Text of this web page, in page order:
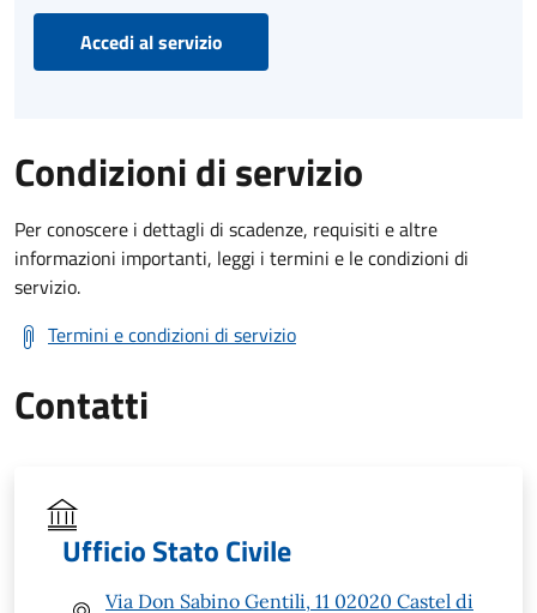
Accedi al servizio
Condizioni di servizio
Per conoscere i dettagli di scadenze, requisiti e altre
informazioni importanti, leggi i termini e le condizioni di
servizio.
Termini e condizioni di servizio
Contatti
Ufficio Stato Civile
Via Don Sabino Gentili, 11 02020 Castel di